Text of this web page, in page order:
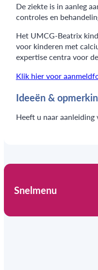
De ziekte is in aanleg
controles en
Het UMCG-Beatrix
voor kinderen met
expertise centra voor
Klik hier voor
Ideeën &
Heeft u naar
Snelmenu